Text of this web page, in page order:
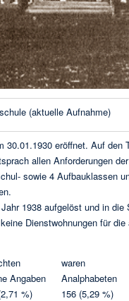
(aktuelle Aufnahme)
30.01.1930 eröffnet. Auf
allen Anforderungen
sowie 4 Aufbauklassen
1938 aufgelöst und in die
Dienstwohnungen für die
Angaben
waren
Analphabeten
%) 156 (5,29 %)